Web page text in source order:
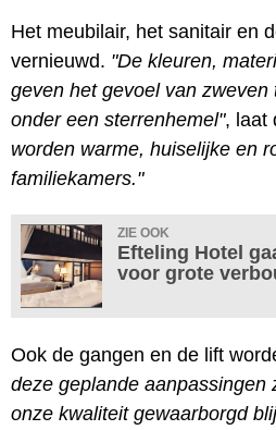
Het meubilair, het sanitair en
vernieuwd. "De kleuren,
geven het gevoel van
onder een sterrenhemel", laat
worden warme, huiselijke en
familiekamers."
ZIE OOK
Efteling Hotel
voor grote
Ook de gangen en de lift
deze geplande aanpassingen
onze kwaliteit gewaarborgd